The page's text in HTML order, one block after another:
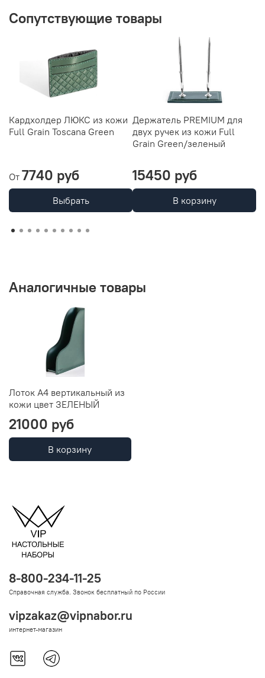
Сопутствующие товары
Кардхолдер ЛЮКС из кожи
Full Grain Toscana Green
От 7740 руб
Выбрать
Держатель PREMIUM для
двух ручек из кожи Full
Grain Green/зеленый
15450 руб
В корзину
Аналогичные товары
Лоток А4 вертикальный из
кожи цвет ЗЕЛЕНЫЙ
21000 руб
В корзину
8-800-234-11-25
Справочная служба. Звонок бесплатный по России
vipzakaz@vipnabor.ru
интернет-магазин